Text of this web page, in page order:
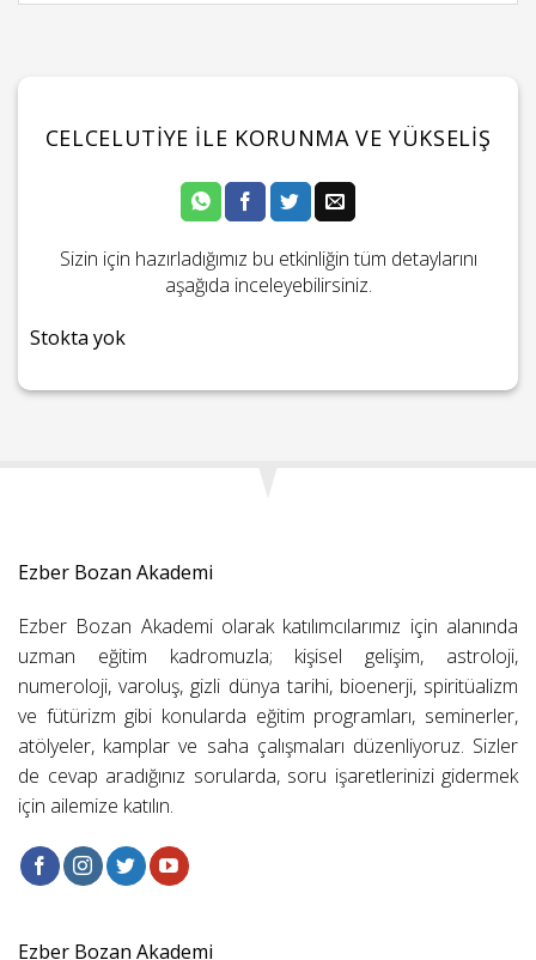
CELCELUTIYE ILE KORUNMA VE YÜKSELIŞ
Sizin için hazırladığımız bu etkinliğin tüm detaylarını
aşağıda inceleyebilirsiniz.
Stokta yok
Ezber Bozan Akademi
Ezber Bozan Akademi olarak katılımcılarımız için alanında
uzman eğitim kadromuzla; kişisel gelişim, astroloji,
numeroloji, varoluş, gizli dünya tarihi, bioenerji, spiritüalizm
ve fütürizm gibi konularda eğitim programları, seminerler,
atölyeler, kamplar ve saha çalışmaları düzenliyoruz. Sizler
de cevap aradığınız sorularda, soru işaretlerinizi gidermek
için ailemize katılın.
Ezber Bozan Akademi